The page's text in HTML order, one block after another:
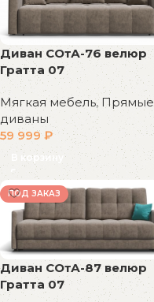
Диван СОтА-76 велюр
Гратта 07
Мягкая мебель, Прямые
диваны
59 999₽
В корзину
ПОД ЗАКАЗ
Диван СОтА-87 велюр
Гратта 07